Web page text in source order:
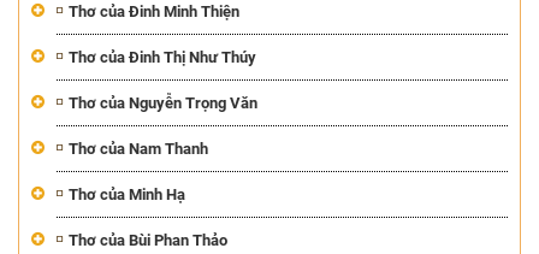
Thơ của Đinh Minh Thiện
Thơ của Đinh Thị Như Thúy
Thơ của Nguyễn Trọng Văn
Thơ của Nam Thanh
Thơ của Minh Hạ
Thơ của Bùi Phan Thảo